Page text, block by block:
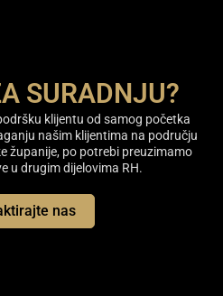
SURADNJU?
klijentu od samog početka
našim klijentima na području
županije, po potrebi preuzimamo
u drugim dijelovima RH.
nas